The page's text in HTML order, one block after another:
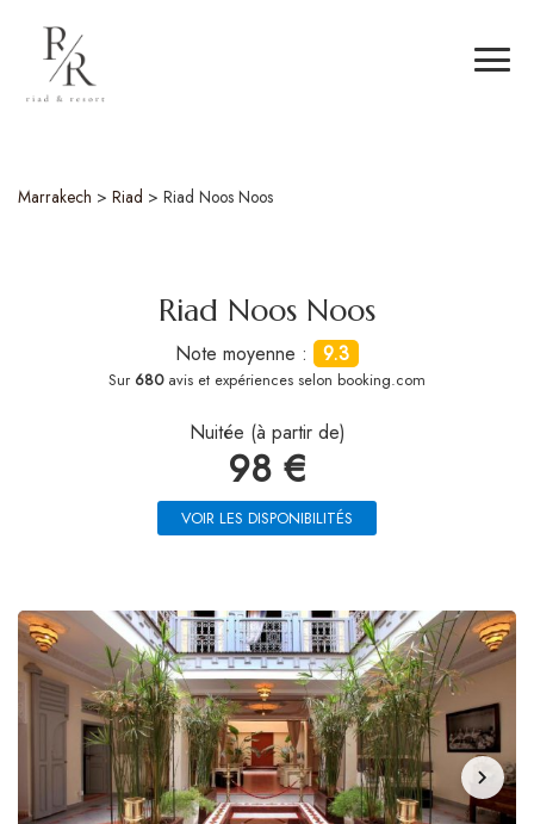
Marrakech > Riad > Riad Noos Noos
Riad Noos Noos
Note moyenne : 9.3
Sur 680avis et expériences selon booking.com
Nuitée (à partir de)
98 €
VOIR LES DISPONIBILITÉS
chevron_right